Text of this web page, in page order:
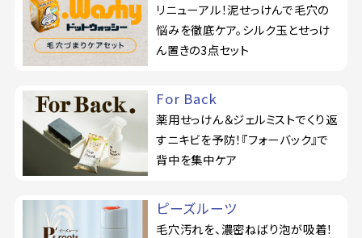
リニューアル！泥せっけんで毛穴の
悩みを徹底ケア。シルク玉とせっけ
ん置きの3点セット
For Back
薬用せっけん＆ジェルミストでくり返
すニキビを予防！『フォーバック』で
背中を集中ケア
ピーズルーツ
毛穴汚れを、濃密ねばり泡が吸着！